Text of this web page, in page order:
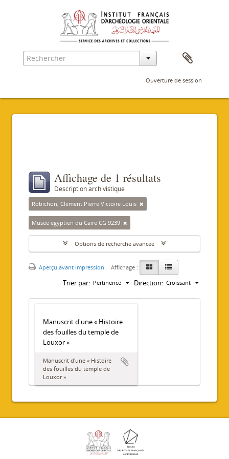
Ouverture de session
Affichage de 1 résultats
Description archivistique
Robichon, Clément Pierre Victoire Louis
Musée égyptien du Caire CG 9239
Options de recherche avancée
Aperçu avant impression Affichage :
Trier par: Pertinence Direction: Croissant
Manuscrit d'une « Histoire
des fouilles du temple de
Louxor »
Manuscrit d'une « Histoire
des fouilles du temple de
Louxor »